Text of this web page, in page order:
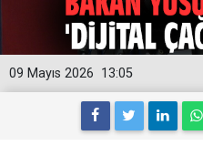
13:05
09 Mayıs 2026